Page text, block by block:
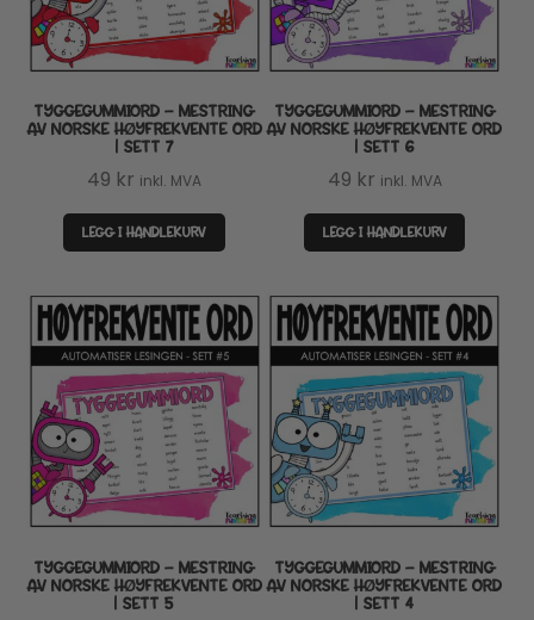
TYGGEGUMMIORD – MESTRING
AV NORSKE HØYFREKVENTE ORD
| SETT 7
49 kr inkl. MVA
LEGG I HANDLEKURV
TYGGEGUMMIORD – MESTRING
AV NORSKE HØYFREKVENTE ORD
| SETT 6
49 kr inkl. MVA
LEGG I HANDLEKURV
TYGGEGUMMIORD – MESTRING
AV NORSKE HØYFREKVENTE ORD
| SETT 5
TYGGEGUMMIORD – MESTRING
AV NORSKE HØYFREKVENTE ORD
| SETT 4